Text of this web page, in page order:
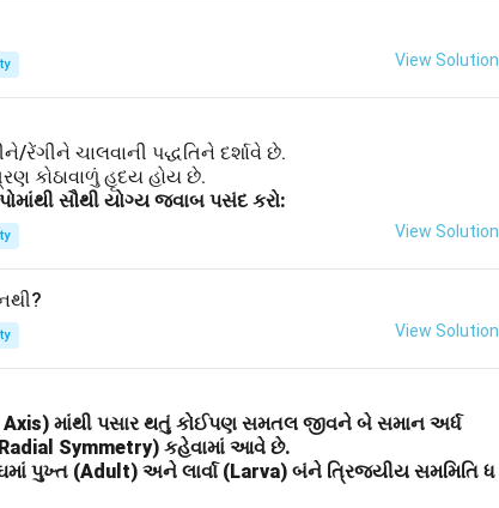
View Solution
ચાલવાની પદ્ધતિને દર્શાવે છે.
કોઠાવાળું હૃદય હોય છે.
સૌથી યોગ્ય જવાબ પસંદ કરો:
View Solution
View Solution
Axis) માંથી પસાર થતું કોઈપણ સમતલ જીવને બે સમાન અર્ધ
Symmetry) કહેવામાં આવે છે.
પુખ્ત (Adult) અને લાર્વા (Larva) બંને ત્રિજ્યીય સમમિતિ ધ